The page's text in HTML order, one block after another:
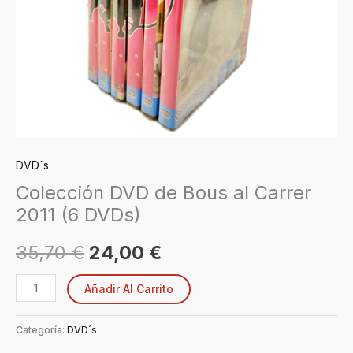
DVD´s
Colección DVD de Bous al Carrer
2011 (6 DVDs)
35,70€ 24,00 €
Añadir Al Carrito
Categoría: DVD´s